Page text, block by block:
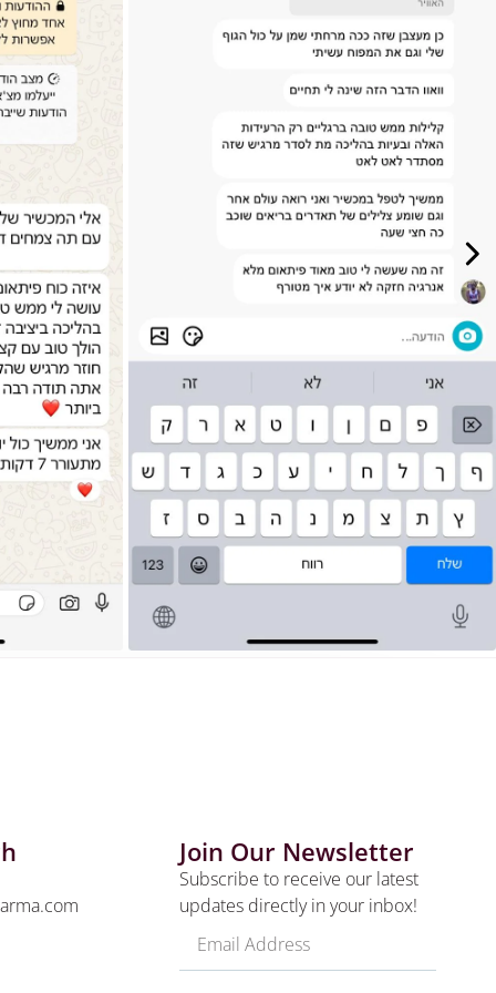
Join Our Newsletter
Subscribe to receive our latest
updates directly in your inbox!